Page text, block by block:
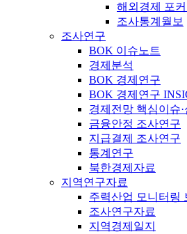
해외경제 포
조사통계월보
조사연구
BOK 이슈노트
경제분석
BOK 경제연구
BOK 경제연구
경제전망 핵심이슈
금융안정 조사연구
지급결제 조사연구
통계연구
북한경제자료
지역연구자료
주력산업 모니터링
조사연구자료
지역경제일지